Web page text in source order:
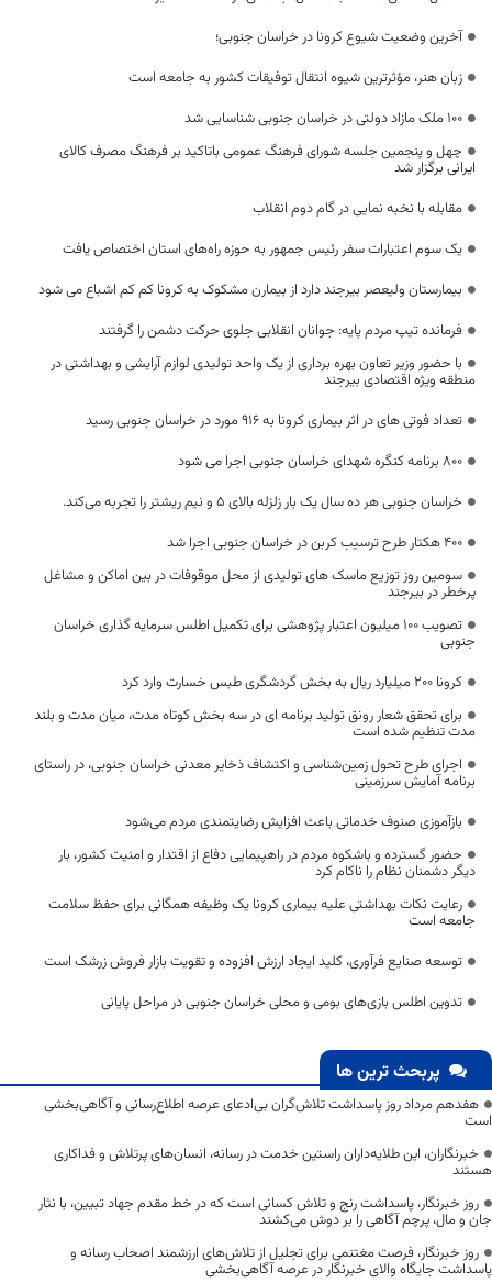
آخرین وضعیت شیوع کرونا در خراسان جنوبی؛
زبان هنر، مؤثرترین شیوه انتقال توفیقات کشور به جامعه است
۱۰۰ ملک مازاد دولتی در خراسان جنوبی شناسایی شد
چهل و پنجمین جلسه شورای فرهنگ عمومی باتاکید بر فرهنگ مصرف کالای
ایرانی برگزار شد
مقابله با نخبه نمایی در گام دوم انقلاب
یک سوم اعتبارات سفر رئیس جمهور به حوزه راه‌های استان اختصاص یافت
بیمارستان ولیعصر بیرجند دارد از بیمارن مشکوک به کرونا کم کم اشباع می شود
فرمانده تیپ مردم پایه: جوانان انقلابی جلوی حرکت دشمن را گرفتند
با حضور وزیر تعاون بهره برداری از یک واحد تولیدی لوازم آرایشی و بهداشتی در
منطقه ویژه اقتصادی بیرجند
تعداد فوتی های در اثر بیماری کرونا به 916 مورد در خراسان جنوبی رسید
800 برنامه کنگره شهدای خراسان جنوبی اجرا می شود
خراسان جنوبی هر ده سال یک بار زلزله بالای ۵ و نیم ریشتر را تجربه می‌کند.
۴۰۰ هکتار طرح ترسیب کربن در خراسان جنوبی اجرا شد
سومین روز توزیع ماسک های تولیدی از محل موقوفات در بین اماکن و مشاغل
پرخطر در بیرجند
تصویب ۱۰۰ میلیون اعتبار پژوهشی برای تکمیل اطلس سرمایه گذاری خراسان
جنوبی
کرونا ۲۰۰ میلیارد ریال به بخش گردشگری طبس خسارت وارد کرد
برای تحقق شعار رونق تولید برنامه ای در سه بخش کوتاه مدت، میان مدت و بلند
مدت تنظیم شده است
اجرای طرح تحول زمین‌شناسی و اکتشاف ذخایر معدنی خراسان جنوبی، در راستای
برنامه آمایش سرزمینی
بازآموزی صنوف خدماتی باعث افزایش رضایتمندی مردم می‌شود
حضور گسترده و باشکوه مردم در راهپیمایی دفاع از اقتدار و امنیت کشور، بار
دیگر دشمنان نظام را ناکام کرد
رعایت نکات بهداشتی علیه بیماری کرونا یک وظیفه همگانی برای حفظ سلامت
جامعه است
توسعه صنایع فرآوری، کلید ایجاد ارزش افزوده و تقویت بازار فروش زرشک است
تدوین اطلس بازی‌های بومی و محلی خراسان جنوبی در مراحل پایانی
پربحث ترین ها
هفدهم مرداد روز پاسداشت تلاش‌گران بی‌ادعای عرصه اطلاع‌رسانی و آگاهی‌بخشی
است
خبرنگاران، این طلایه‌داران راستین خدمت در رسانه، انسان‌های پرتلاش و فداکاری
هستند
روز خبرنگار، پاسداشت رنج و تلاش کسانی است که در خط مقدم جهاد تبیین، با نثار
جان و مال، پرچم آگاهی را بر دوش می‌کشند
روز خبرنگار، فرصت مغتنمی برای تجلیل از تلاش‌های ارزشمند اصحاب رسانه و
پاسداشت جایگاه والای خبرنگار در عرصه آگاهی‌بخشی